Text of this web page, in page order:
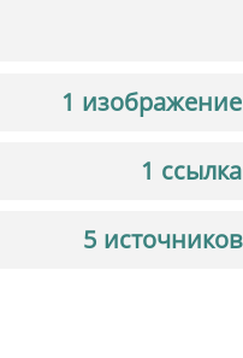
1 изображение
1 ссылка
5 источников